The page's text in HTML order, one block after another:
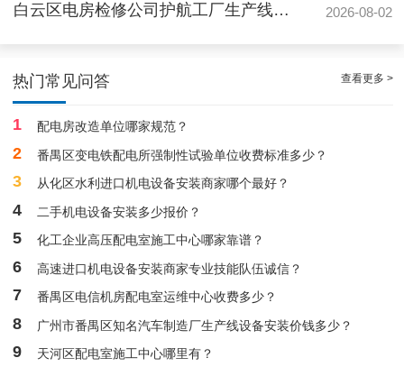
白云区电房检修公司护航工厂生产线，地标建筑信赖的电力管家 2026-08-02
热门常见问答 查看更多 >
1 配电房改造单位哪家规范？
2 番禺区变电铁配电所强制性试验单位收费标准多少？
3 从化区水利进口机电设备安装商家哪个最好？
4 二手机电设备安装多少报价？
5 化工企业高压配电室施工中心哪家靠谱？
6 高速进口机电设备安装商家专业技能队伍诚信？
7 番禺区电信机房配电室运维中心收费多少？
8 广州市番禺区知名汽车制造厂生产线设备安装价钱多少？
9 天河区配电室施工中心哪里有？
白云配电房要求检修服务，支持配电房稳定